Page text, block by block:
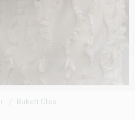
Bukett Cleo